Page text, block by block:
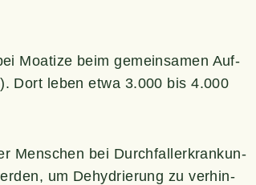
Moa­ti­ze beim gemein­sa­men Auf­
Dort leben etwa 3.000 bis 4.000
Men­schen bei Durch­fall­erkran­kun­
um Dehy­drie­rung zu ver­hin­